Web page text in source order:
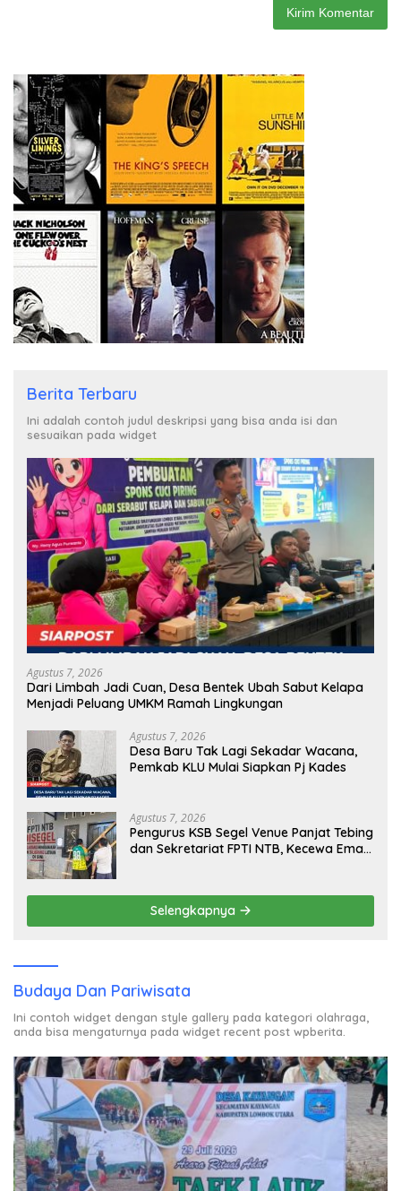
Berita Terbaru
Ini adalah contoh judul deskripsi yang bisa anda isi dan
sesuaikan pada widget
Agustus 7, 2026
Dari Limbah Jadi Cuan, Desa Bentek Ubah Sabut Kelapa
Menjadi Peluang UMKM Ramah Lingkungan
Agustus 7, 2026
Desa Baru Tak Lagi Sekadar Wacana,
Pemkab KLU Mulai Siapkan Pj Kades
Agustus 7, 2026
Pengurus KSB Segel Venue Panjat Tebing
dan Sekretariat FPTI NTB, Kecewa Emas
Selengkapnya
Budaya Dan Pariwisata
Ini contoh widget dengan style gallery pada kategori olahraga,
anda bisa mengaturnya pada widget recent post wpberita.